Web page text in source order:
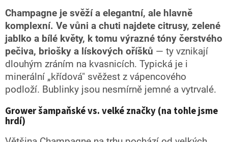
Champagne je svěží a elegantní, ale hlavně
komplexní. Ve vůni a chuti najdete citrusy, zelené
jablko a bílé květy, k tomu výrazné tóny čerstvého
pečiva, briošky a lískových oříšků — ty vznikají
dlouhým zráním na kvasnicích. Typická je i
minerální „křídová" svěžest z vápencového
podloží. Bublinky jsou nesmírně jemné a vytrvalé.
Grower šampaňské vs. velké značky (na tohle jsme
hrdí)